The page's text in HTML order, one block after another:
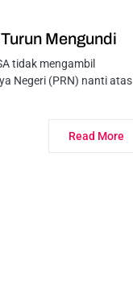
Mengundi
tidak mengambil
Negeri (PRN) nanti atas
Read More